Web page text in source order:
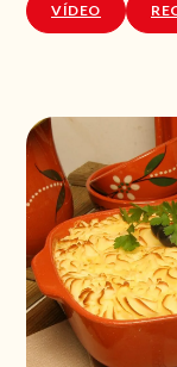
VÍDEO